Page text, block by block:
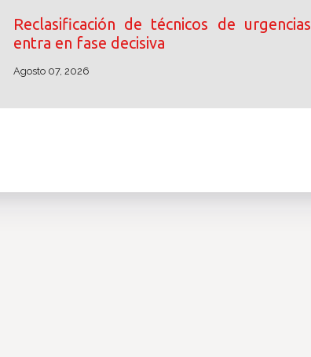
Reclasificación de técnicos de urgencias
entra en fase decisiva
Agosto 07, 2026